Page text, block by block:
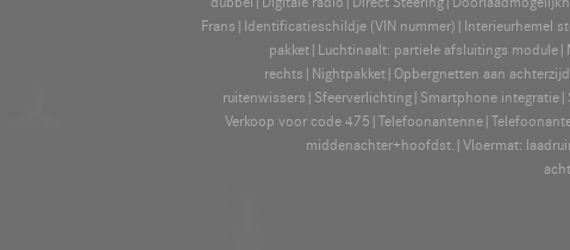
Frans|Identificatieschildje (VIN nummer)|Interieurhemel
pakket|Luchtinaalt: partiele afsluitings
rechts|Nightpakket|Opbergnetten aan
ruitenwissers|Sfeerverlichting|Smartphone
Verkoop voor code
middenachter+hoofdst.|Vloermat: